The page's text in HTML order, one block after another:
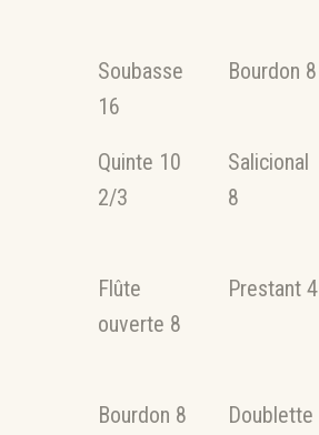
Soubasse
16
Bourdon 8
Quinte 10
2/3
Salicional
8
Flûte
ouverte 8
Prestant 4
Bourdon 8
Doublette